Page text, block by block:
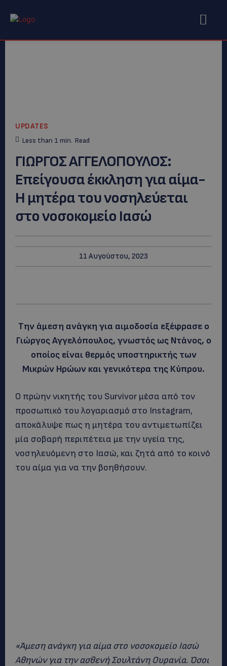
UPDATES
Less than 1 min. Read
ΓΙΩΡΓΟΣ ΑΓΓΕΛΟΠΟΥΛΟΣ:
Επείγουσα έκκληση για αίμα-
Η μητέρα του νοσηλεύεται
στο νοσοκομείο Ιασώ
11 Αυγούστου, 2023
Την άμεση ανάγκη για αιμοδοσία εξέφρασε ο
Γιώργος Αγγελόπουλος, γνωστός ως Ντάνος, ο
οποίος είναι θερμός υποστηρικτής των
Μικρών Ηρώων και γενικότερα της Κύπρου.
Ο πρώην νικητής του Survivor μέσα από τον
προσωπικό του λογαριασμό στο Instagram,
αποκάλυψε πως η μητέρα του αντιμετωπίζει
μία σοβαρή περιπέτεια με την υγεία της,
νοσηλευόμενη στο Ιασώ, και ζητά από το κοινό
του αίμα για να την βοηθήσουν.
«Άμεση ανάγκη για αίμα στο νοσοκομείο Ιασώ
Αθηνών για την ασθενή Σουλτάνη Ουρανία. Όσοι